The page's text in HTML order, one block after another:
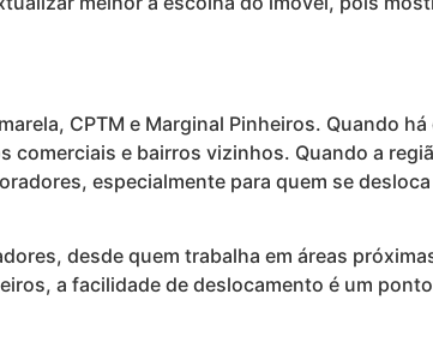
CPTM e Marginal Pinheiros. Quando
e bairros vizinhos. Quando a
especialmente para quem se
desde quem trabalha em áreas
a facilidade de deslocamento é um